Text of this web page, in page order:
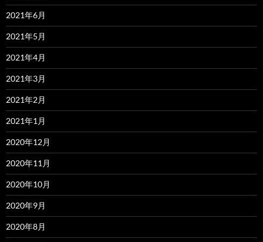
2021年6月
2021年5月
2021年4月
2021年3月
2021年2月
2021年1月
2020年12月
2020年11月
2020年10月
2020年9月
2020年8月